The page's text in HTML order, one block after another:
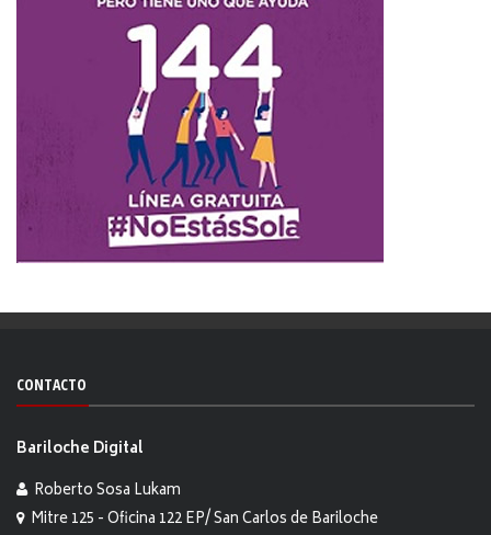
CONTACTO
Bariloche Digital
Roberto Sosa Lukam
Mitre 125 - Oficina 122 EP/ San Carlos de Bariloche